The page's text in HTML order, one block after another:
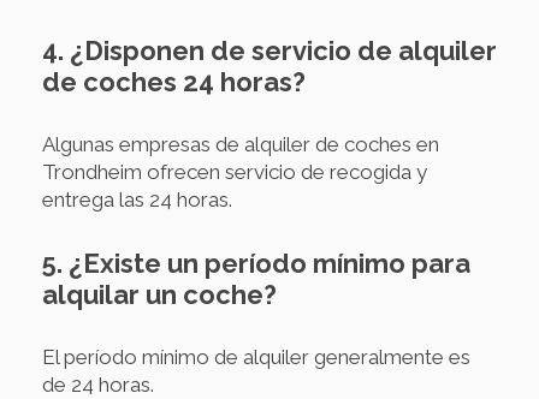
4. ¿Disponen de servicio de alquiler
de coches 24 horas?
Algunas empresas de alquiler de coches en
Trondheim ofrecen servicio de recogida y
entrega las 24 horas.
5. ¿Existe un período mínimo para
alquilar un coche?
El período mínimo de alquiler generalmente es
de 24 horas.